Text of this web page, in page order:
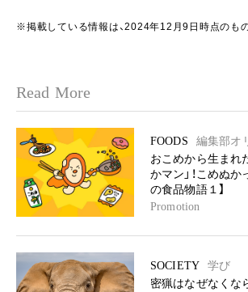
※掲載している情報は、2024年12月9日時点のもの
Read More
FOODS
編集部オ
おこめから生まれ
かマン」！こめぬか
の食品物語１】
Promotion
SOCIETY
学び
密猟はなぜなくな